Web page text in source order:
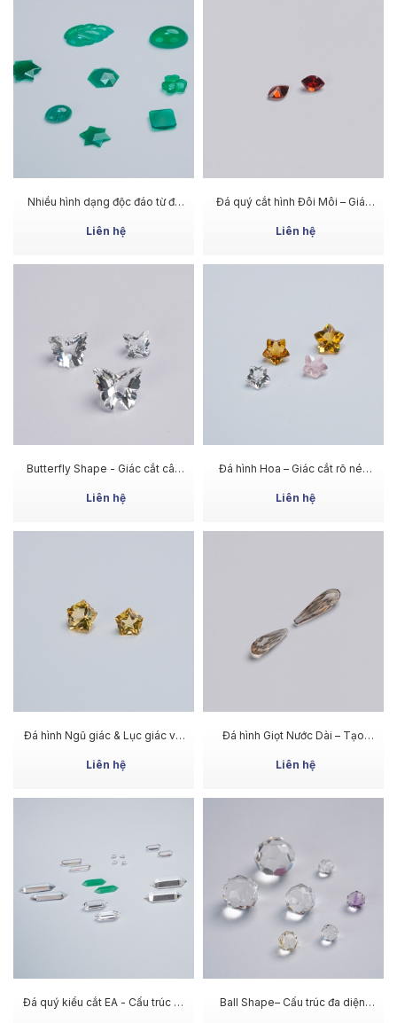
MUA NGAY
Nhiều hình dạng độc đáo từ đá
Liên hệ
MUA NGAY
Đá quý cắt hình Đôi Môi – Giác
rõ
Liên hệ
MUA NGAY
Butterfly Shape - Giác cắt cân
Liên hệ
MUA NGAY
Đá hình Hoa – Giác cắt rõ nét,
Liên hệ
MUA NGAY
Đá hình Ngũ giác & Lục giác với
cắt bên trong
Liên hệ
MUA NGAY
Đá hình Giọt Nước Dài – Tạo
Liên hệ
MUA NGAY
Đá quý kiểu cắt EA - Cấu trúc rõ
MUA NGAY
Ball Shape– Cấu trúc đa diện,